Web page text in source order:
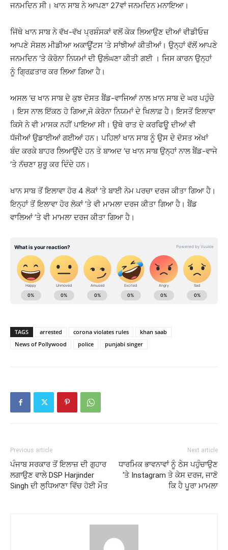
ਜਨਮਦਿਨ ਸੀ। ਖਾਨ ਸਾਬ ਨੇ ਆਪਣਾ 27ਵਾਂ ਜਨਮਦਿਨ ਮਨਾਇਆ।
ਜਿੱਥੇ ਖਾਨ ਸਾਬ ਨੇ ਵੱਖ-ਵੱਖ ਪ੍ਰਸ਼ੰਸਕਾਂ ਵਲੋਂ ਕੇਕ ਲਿਆਉਣ ਦੀਆਂ ਵੀਡੀਓਜ਼
ਆਪਣੇ ਸੋਸ਼ਲ ਮੀਡੀਆ ਅਕਾਊਂਟਸ ’ਤੇ ਸਾਂਝੀਆਂ ਕੀਤੀਆਂ। ਉਨ੍ਹਾਂ ਵੱਲੋਂ ਆਪਣੇ
ਜਨਮਦਿਨ ‘ਤੇ ਕੋਰੋਨਾ ਨਿਯਮਾਂ ਦੀ ਉਲੰਘਣਾ ਕੀਤੀ ਗਈ । ਜਿਸ ਕਾਰਨ ਉਨ੍ਹਾਂ
ਨੂੰ ਗ੍ਰਿਫ਼ਤਾਰ ਕਰ ਲਿਆ ਗਿਆ ਹੈ।
ਅਸਲ ‘ਚ ਖਾਨ ਸਾਬ ਦੇ ਕੁਝ ਦੋਸਤ ਬੈਂਡ-ਵਾਜਿਆਂ ਨਾਲ ਖ਼ਾਨ ਸਾਬ ਦੇ ਘਰ ਪਹੁੰਚੇ
। ਇਸ ਨਾਲ ਇੱਕਠ ਹੋ ਗਿਆ,ਜੋ ਕੋਰੋਨਾ ਨਿਯਮਾਂ ਦੇ ਖਿਲਾਫ਼ ਹੈ। ਇਸਤੋਂ ਇਲਾਵਾ
ਕਿਸੇ ਨੇ ਵੀ ਮਾਸਕ ਨਹੀਂ ਪਾਇਆ ਸੀ। ਉਥੇ ਰਾਤ ਦੇ ਕਰਫਿਊ ਦੀਆਂ ਵੀ
ਧੱਜੀਆਂ ਉਡਾਈਆਂ ਗਈਆਂ ਹਨ। ਪਹਿਲਾਂ ਖਾਨ ਸਾਬ ਨੂੰ ਉਸ ਦੇ ਦੋਸਤ ਅੱਖਾਂ
ਬੰਦ ਕਰਕੇ ਬਾਹਰ ਲਿਆਉਂਦੇ ਹਨ ਤੇ ਬਾਅਦ ’ਚ ਖਾਨ ਸਾਬ ਉਨ੍ਹਾਂ ਨਾਲ ਬੈਂਡ-ਵਾਜੇ
’ਤੇ ਨੱਚਣਾ ਸ਼ੁਰੂ ਕਰ ਦਿੰਦੇ ਹਨ।
ਖਾਨ ਸਾਬ ਤੋਂ ਇਲਾਵਾ ਹੋਰ 4 ਲੋਕਾਂ ’ਤੇ ਬਾਈ ਨੇਮ ਪਰਚਾ ਦਰਜ ਕੀਤਾ ਗਿਆ ਹੈ।
ਇਨ੍ਹਾਂ ਤੋਂ ਇਲਾਵਾ ਹੋਰ ਲੋਕਾਂ ’ਤੇ ਵੀ ਮਾਮਲਾ ਦਰਜ ਕੀਤਾ ਗਿਆ ਹੈ। ਬੈਂਡ
ਵਾਲਿਆਂ ’ਤੇ ਵੀ ਮਾਮਲਾ ਦਰਜ ਕੀਤਾ ਗਿਆ ਹੈ।
TAGS arrested corona violates rules
khan saab
News of Pollywood
police punjabi singer
Previous article
ਪੰਜਾਬ ਸਰਕਾਰ ਤੋਂ ਇਲਾਜ਼ ਦੀ ਗੁਹਾਰ
ਲਗਾਉਣ ਵਾਲੇ DSP Harjinder
Singh ਦੀ ਲੁਧਿਆਣਾ ਵਿੱਚ ਹੋਈ ਮੌਤ
Next article
ਧਾਰਮਿਕ ਭਾਵਨਾਵਾਂ ਨੂੰ ਠੇਸ ਪਹੁੰਚਾਉਣ
‘ਤੇ Instagram ਤੇ ਕੇਸ ਦਰਜ, ਜਾਣੋ
ਕਿ ਹੈ ਪੂਰਾ ਮਾਮਲਾ